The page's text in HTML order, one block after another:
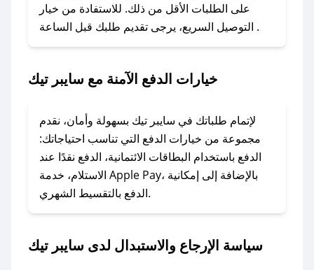
### كيفية استخدام كود خصم سايبر تيك؟
1. انسخ كود الخصم من تطبيق صحصح.
2. الصقه في خانة الدفع عند التسوق من سايبر تيك.
### ماذا أفعل إذا لم يعمل كود الخصم؟
الرسائل الخاصة على تويتر أو البريد الإلكتروني،
وسنقوم بحل المشكلة في أسرع وقت ممكن.
### ماذا أفعل إذا لم أجد كود خصم لمتجري
المفضل؟
في حال عدم توفر كوبونات لمتجرك المفضل، يمكنك
أسرع وقت ممكن.
على الطلبات الأقل من ذلك. للاستفادة من خيار
التوصيل السريع، يرجى تقديم طلبك قبل الساعة .
خيارات الدفع الآمنة مع سايبر تيك
لإتمام طلباتك في سايبر تيك بسهولة وأمان، نقدم
مجموعة من خيارات الدفع التي تناسب احتياجاتك:
الدفع باستخدام البطاقات الائتمانية، الدفع نقدًا عند
الاستلام، خدمة Apple Pay، بالإضافة إلى إمكانية
الدفع بالتقسيط الشهري.
سياسة الإرجاع والاستبدال لدى سايبر تيك